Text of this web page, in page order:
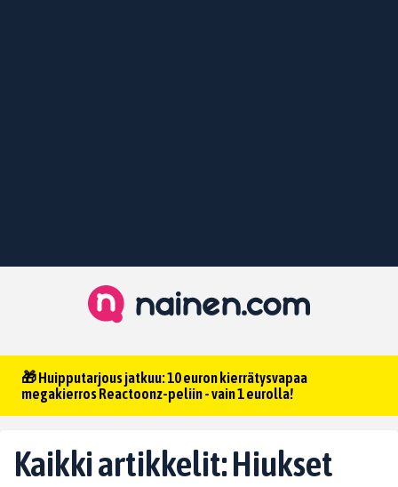
🎁 Huipputarjous jatkuu: 10 euron kierrätysvapaa
megakierros Reactoonz-peliin - vain 1 eurolla!
Kaikki artikkelit: Hiukset